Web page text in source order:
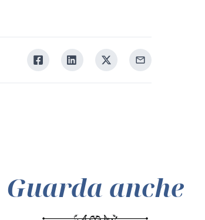
Condividi
su
Condividi
su
Condividi
su
Condividi
tramite
Guarda anche